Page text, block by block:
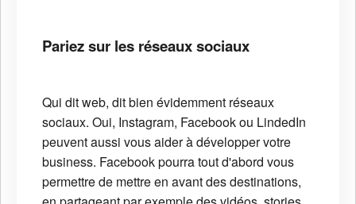
Pariez sur les réseaux sociaux
Qui dit web, dit bien évidemment réseaux
sociaux. Oui, Instagram, Facebook ou LindedIn
peuvent aussi vous aider à développer votre
business. Facebook pourra tout d'abord vous
permettre de mettre en avant des destinations,